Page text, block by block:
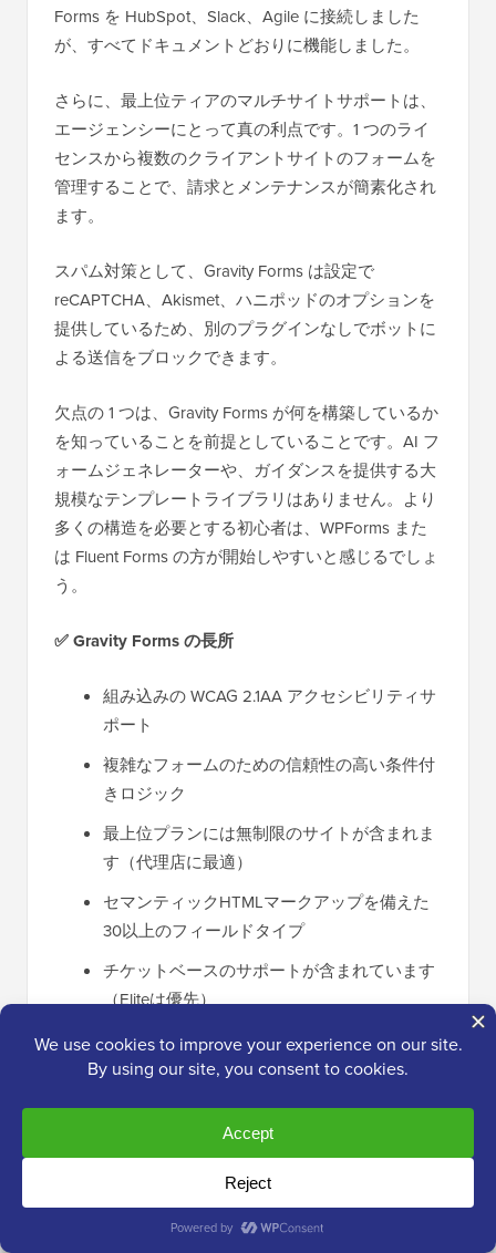
Forms を HubSpot、Slack、Agile に接続しました
が、すべてドキュメントどおりに機能しました。
さらに、最上位ティアのマルチサイトサポートは、
エージェンシーにとって真の利点です。1 つのライ
センスから複数のクライアントサイトのフォームを
管理することで、請求とメンテナンスが簡素化され
ます。
スパム対策として、Gravity Forms は設定で
reCAPTCHA、Akismet、ハニポッドのオプションを
提供しているため、別のプラグインなしでボットに
よる送信をブロックできます。
欠点の 1 つは、Gravity Forms が何を構築しているか
を知っていることを前提としていることです。AI フ
ォームジェネレーターや、ガイダンスを提供する大
規模なテンプレートライブラリはありません。より
多くの構造を必要とする初心者は、WPForms また
は Fluent Forms の方が開始しやすいと感じるでしょ
う。
✅ Gravity Forms の長所
組み込みの WCAG 2.1AA アクセシビリティサ
ポート
複雑なフォームのための信頼性の高い条件付
きロジック
最上位プランには無制限のサイトが含まれま
す（代理店に最適）
セマンティックHTMLマークアップを備えた
30以上のフィールドタイプ
チケットベースのサポートが含まれています
（Eliteは優先）
50以上のサードパーティ連携
初心者には学習曲線が急
競合他社よりも事前構築済みテンプレートが